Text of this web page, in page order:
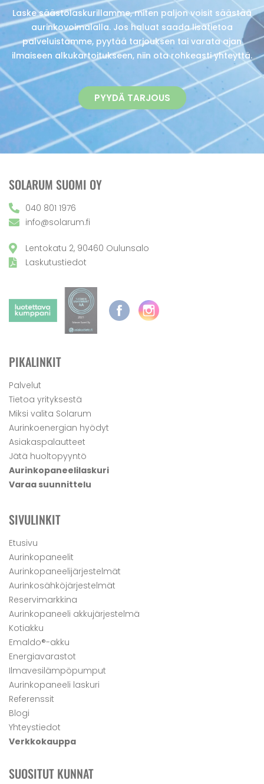
Laske säästölaskurillamme, miten paljon voisit säästää
aurinkovoimalalla. Jos haluat saada lisätietoa
palveluistamme, pyytää tarjouksen tai varata ajan
ilmaiseen alkukartoitukseen, niin ota rohkeasti yhteyttä.
PYYDÄ TARJOUS
SOLARUM SUOMI OY
040 801 1976
info@solarum.fi
Lentokatu 2, 90460 Oulunsalo
Laskutustiedot
PIKALINKIT
Palvelut
Tietoa yrityksestä
Miksi valita Solarum
Aurinkoenergian hyödyt
Asiakaspalautteet
Jätä huoltopyyntö
Aurinkopaneelilaskuri
Varaa suunnittelu
SIVULINKIT
Etusivu
Aurinkopaneelit
Aurinkopaneelijärjestelmät
Aurinkosähköjärjestelmät
Reservimarkkina
Aurinkopaneeli akkujärjestelmä
Kotiakku
Emaldo®-akku
Energiavarastot
Ilmavesilämpöpumput
Aurinkopaneeli laskuri
Referenssit
Blogi
Yhteystiedot
Verkkokauppa
SUOSITUT KUNNAT